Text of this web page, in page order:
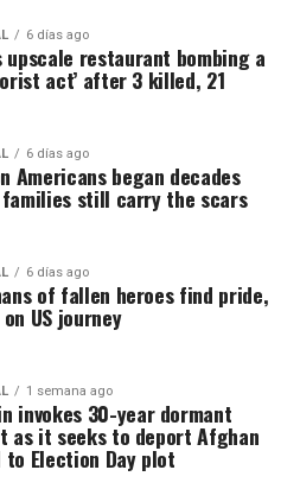
6 días ago
upscale restaurant bombing a
act’ after 3 killed, 21
6 días ago
Americans began decades
families still carry the scars
6 días ago
of fallen heroes find pride,
US journey
1 semana ago
invokes 30-year dormant
as it seeks to deport Afghan
to Election Day plot